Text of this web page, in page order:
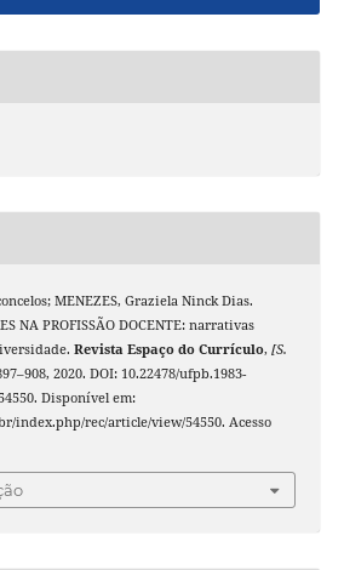
MENEZES, Graziela Ninck Dias.
NA PROFISSÃO DOCENTE: narrativas
Revista Espaço do Currículo, [S.
2020. DOI: 10.22478/ufpb.1983-
Disponível em:
index.php/rec/article/view/54550. Acesso